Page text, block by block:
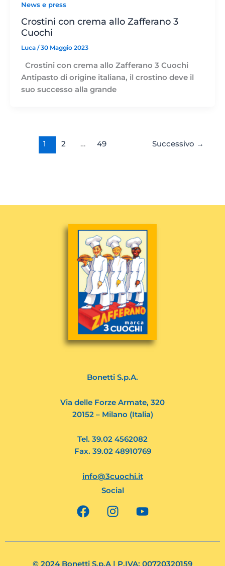
News e press
Crostini con crema allo Zafferano 3
Cuochi
Luca /30 Maggio 2023
Crostini con crema allo Zafferano 3 Cuochi
Antipasto di origine italiana, il crostino deve il
suo successo alla grande
1 2 … 49 Successivo →
Bonetti S.p.A.
Via delle Forze Armate, 320
20152 – Milano (Italia)
Tel. 39.02 4562082
Fax. 39.02 48910769
info@3cuochi.it
Social
F
a
e
I
n
t
o
t